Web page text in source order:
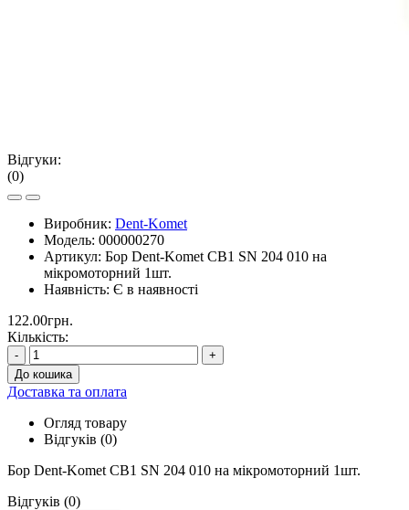
Відгуки:
(0)
Виробник: Dent-Komet
Модель: 000000270
Артикул: Бор Dent-Komet CB1 SN 204 010 на
мікромоторний 1шт.
Наявність: Є в наявності
122.00грн.
Кількість:
-
+
До кошика
Доставка та оплата
Огляд товару
Відгуків (0)
Бор Dent-Komet CB1 SN 204 010 на мікромоторний 1шт.
Відгуків (0)